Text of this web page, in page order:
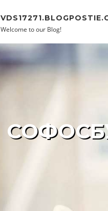
Welcome to our Blog!